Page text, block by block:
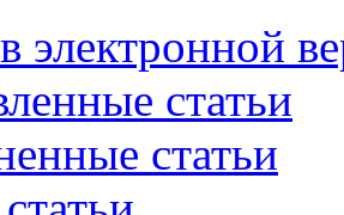
электронной
статьи
статьи